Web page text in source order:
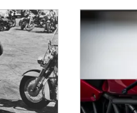
#MOTO